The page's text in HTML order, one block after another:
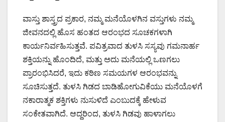
ವಾಸ್ತು ಶಾಸ್ತ್ರದ ಪ್ರಕಾರ, ನಮ್ಮ ಮನೆಯೊಳಗಿನ ವಸ್ತುಗಳು ನಮ್ಮ
ಜೀವನದಲ್ಲಿ ಹೊಸ ಹಂತದ ಆರಂಭದ ಸೂಚಕಗಳಾಗಿ
ಕಾರ್ಯನಿರ್ವಹಿಸುತ್ತವೆ. ಪವಿತ್ರವಾದ ತುಳಸಿ ಸಸ್ಯವು ಗಮನಾರ್ಹ
ಶಕ್ತಿಯನ್ನು ಹೊಂದಿದೆ, ಮತ್ತು ಅದು ಮನೆಯಲ್ಲಿ ಒಣಗಲು
ಪ್ರಾರಂಭಿಸಿದರೆ, ಇದು ಕಠಿಣ ಸಮಯಗಳ ಆರಂಭವನ್ನು
ಸೂಚಿಸುತ್ತದೆ. ತುಳಸಿ ಗಿಡದ ಬಾಡಿಹೋಗುವಿಕೆಯು ಮನೆಯೊಳಗೆ
ನಕಾರಾತ್ಮಕ ಶಕ್ತಿಗಳು ನುಸುಳಿದೆ ಎಂಬುದಕ್ಕೆ ಹೇಳುವ
ಸಂಕೇತವಾಗಿದೆ. ಆದ್ದರಿಂದ, ತುಳಸಿ ಗಿಡವು ಹಾಳಾಗಲು